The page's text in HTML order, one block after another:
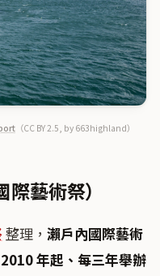
（CC BY 2.5, by 663highland）
際藝術祭）
整理， 瀨戶內國際藝術
2010 年起、每三年舉辦